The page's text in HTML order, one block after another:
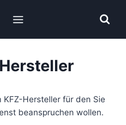
KFZ-Hersteller für den Sie
beanspruchen wollen.